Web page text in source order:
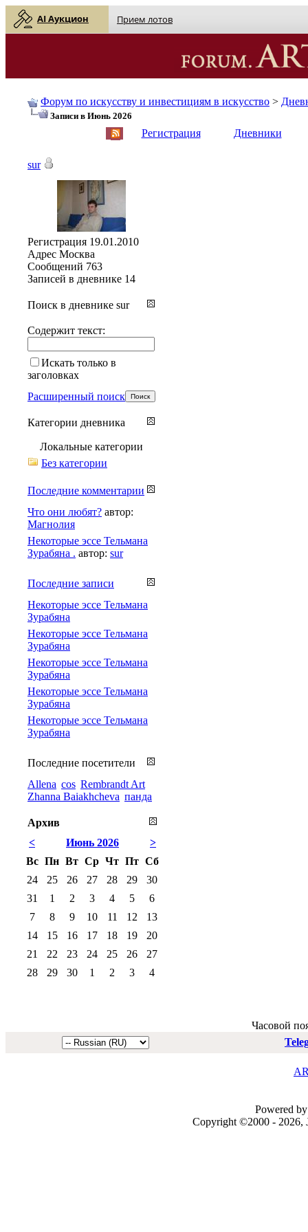
AI Аукцион Прием лотов
Форум по искусству и инвестициям в искусство >
Записи в Июнь 2026
Регистрация Дневники
sur
Регистрация 19.01.2010
Адрес Москва
Сообщений 763
Записей в дневнике 14
Поиск в дневнике sur
Содержит текст:
Искать только в
заголовках
Расширенный поиск
Категории дневника
Локальные категории
Без категории
Последние комментарии
Что они любят? автор:
Магнолия
Некоторые эссе Тельмана
Зурабяна . автор: sur
Последние записи
Некоторые эссе Тельмана
Зурабяна
Некоторые эссе Тельмана
Зурабяна
Некоторые эссе Тельмана
Зурабяна
Некоторые эссе Тельмана
Зурабяна
Некоторые эссе Тельмана
Зурабяна
Последние посетители
Allena cos Rembrandt Art
Zhanna Baiakhcheva панда
Архив
<
>
Июнь 2026
Вс Пн Вт Ср Чт Пт Сб
24
25 26 27 28 29
30
31
1 2 3 4 5
6
7
8 9 10 11 12
13
14
15 16 17 18 19
20
21
22 23 24 25 26
27
28
29 30 1 2 3 4
Часовой
Powered
Copyright ©2000 - 2026,